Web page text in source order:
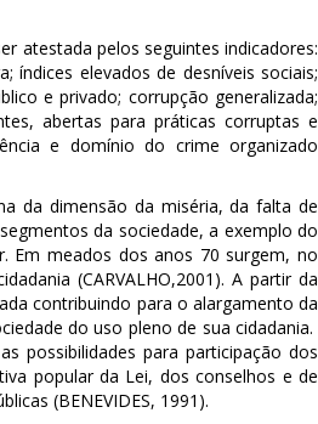
atestada pelos seguintes indicadores:
índices elevados de desníveis sociais;
e privado; corrupção generalizada;
abertas para práticas corruptas e
e domínio do crime organizado
da dimensão da miséria, da falta de
da sociedade, a exemplo do
Em meados dos anos 70 surgem, no
(CARVALHO,2001). A partir da
contribuindo para o alargamento da
do uso pleno de sua cidadania.
possibilidades para participação dos
popular da Lei, dos conselhos e de
(BENEVIDES, 1991).